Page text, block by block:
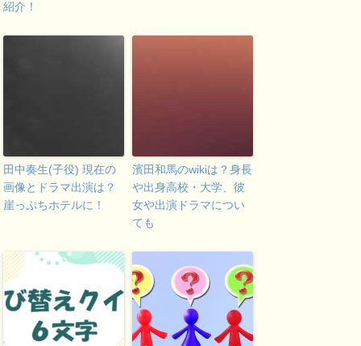
紹介！
田中奏生(子役) 現在の
画像とドラマ出演は？
崖っぷちホテルに！
濱田和馬のwikiは？身長
や出身高校・大学、彼
女や出演ドラマについ
ても